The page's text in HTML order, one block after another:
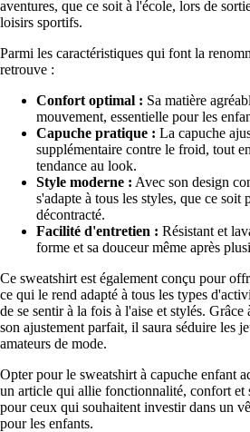
aventures, que ce soit à l'école, lors de
loisirs sportifs.
Parmi les caractéristiques qui font la
retrouve :
Confort optimal : Sa matière
mouvement, essentielle pour les
Capuche pratique : La capuche
supplémentaire contre le froid, tout
tendance au look.
Style moderne : Avec son design
s'adapte à tous les styles, que ce
décontracté.
Facilité d'entretien : Résistant et
forme et sa douceur même après
Ce sweatshirt est également conçu pour
ce qui le rend adapté à tous les types
de se sentir à la fois à l'aise et stylés. Grâce
son ajustement parfait, il saura séduire les
amateurs de mode.
Opter pour le sweatshirt à capuche enfant
un article qui allie fonctionnalité, confort
pour ceux qui souhaitent investir dans un
pour les enfants.